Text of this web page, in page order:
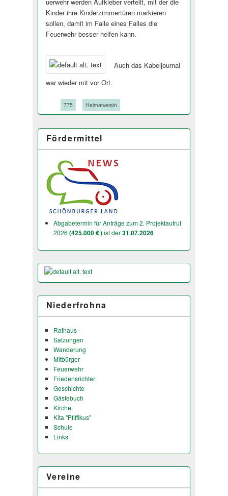
Kinder ihre Kinderzimmertüren markieren
sollen, damit im Falle eines Falles die
Feuerwehr besser helfen kann.
Auch das Kabeljournal
war wieder mit vor Ort.
775 Heimatverein
Fördermittel
Abgabetermin für Anträge zum 2. Projektaufruf
2026 (425.000 € )ist der31.07.2026
Niederfrohna
Rathaus
Satzungen
Wanderung
Mitbürger
Feuerwehr
Friedensrichter
Geschichte
Gästebuch
Kirche
Kita "Pfiffikus"
Schule
Links
Vereine